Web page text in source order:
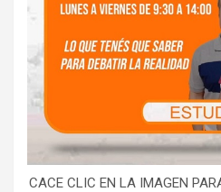
CACE CLIC EN LA IMAGEN